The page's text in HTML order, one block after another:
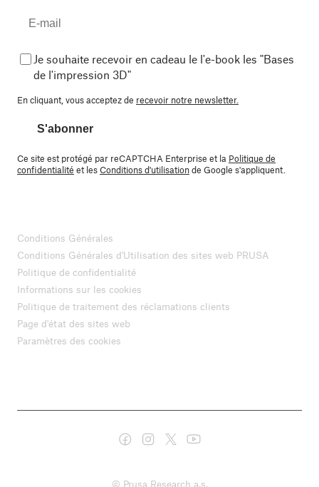
Je souhaite recevoir en cadeau le l'e-book les "Bases
de l'impression 3D"
En cliquant, vous acceptez de recevoir notre newsletter.
S'abonner
Ce site est protégé par reCAPTCHA Enterprise et la Politique de
confidentialité et lesConditions d'utilisationde Google s'appliquent.
Conditions Générales
Conditions Générales d'Utilisation des sites web PRUSA
Politique de confidentialité
Informations sur les cookies
Politique de traitement des réclamations clients
Page d'état des sites web
Paramètres des cookies
© Prusa Research a.s.